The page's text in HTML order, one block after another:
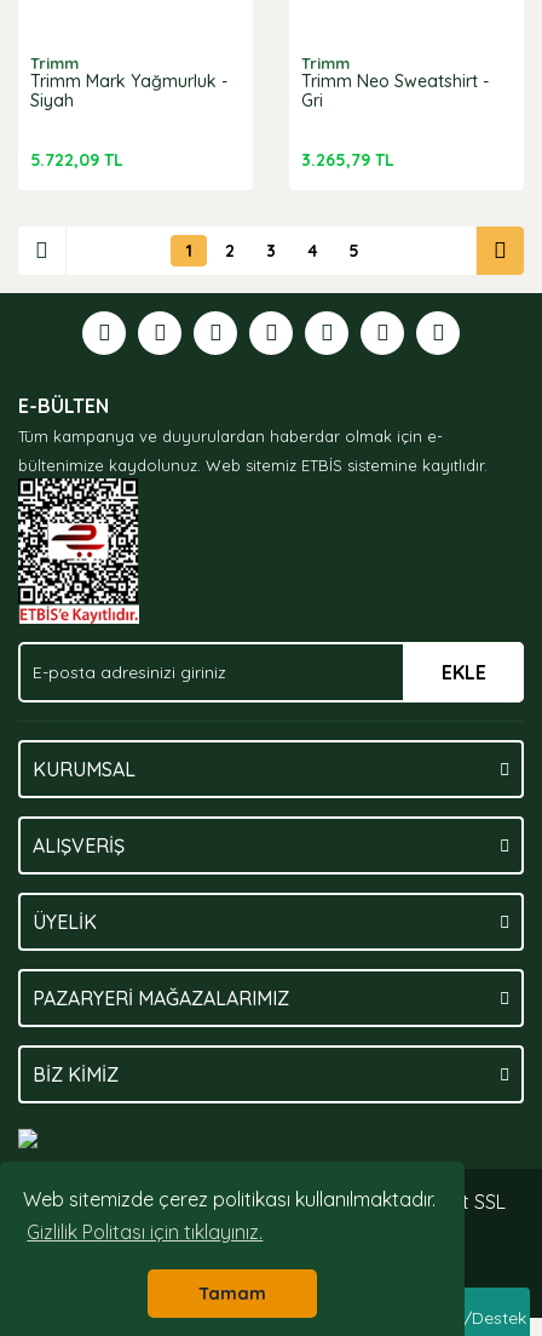
Web sitemizde çerez politikası kullanılmaktadır.
Gizlilik Politası için tıklayınız.
Tamam
Whatsapp Sipariş/Destek
Trimm
Trimm Mark Yağmurluk -
Siyah
5.722,09 TL
Trimm
Trimm Neo Sweatshirt -
Gri
3.265,79 TL
1 2 3 4 5
E-BÜLTEN
Tüm kampanya ve duyurulardan haberdar olmak için e-
bültenimize kaydolunuz. Web sitemiz ETBİS sistemine kayıtlıdır.
EKLE
KURUMSAL
ALIŞVERİŞ
ÜYELİK
PAZARYERİ MAĞAZALARIMIZ
BİZ KİMİZ
© Tüm hakları saklıdır. Kredi kartı bilgileriniz 256bit SSL
sertifikası ile korunmaktadır.